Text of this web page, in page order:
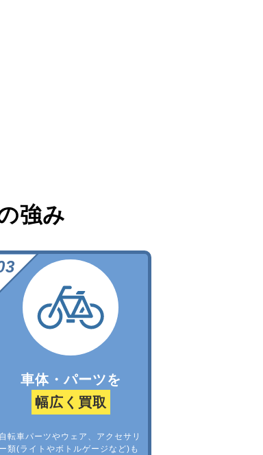
強み
車体・パーツを
幅広く買取
自転車パーツやウェア、アクセサリ
ー類(ライトやボトルゲージなど)も